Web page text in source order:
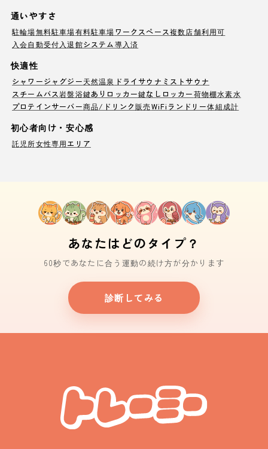
通いやすさ
駐輪場無料駐車場有料駐車場ワークスペース複数店舗利用可
入会自動受付 入退館システム導入済
快適性
シャワージャグジー天然温泉 ドライサウナ ミストサウナ
スチームバス岩盤浴鍵ありロッカー鍵なしロッカー荷物棚水素水
プロテインサーバー商品/ドリンク販売WiFi ランドリー体組成計
初心者向け・安心感
託児所女性専用エリア
あなたはどのタイプ？
60秒であなたに合う運動の続け方が分かります
診断してみる